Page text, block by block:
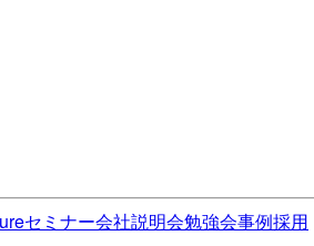
セミナー会社説明会勉強会事例採用